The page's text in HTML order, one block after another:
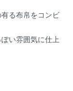
る布帛をコンビ
い雰囲気に仕上